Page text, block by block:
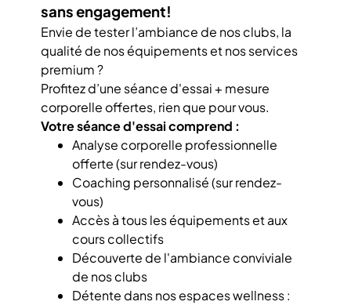
sans engagement!
Envie de tester l’ambiance de nos clubs, la
qualité de nos équipements et nos services
premium ?
Profitez d’une séance d'essai + mesure
corporelle offertes, rien que pour vous.
Votre séance d'essai comprend :
Analyse corporelle professionnelle
offerte (sur rendez-vous)
Coaching personnalisé (sur rendez-
vous)
Accès à tous les équipements et aux
cours collectifs
Découverte de l'ambiance conviviale
de nos clubs
Détente dans nos espaces wellness :